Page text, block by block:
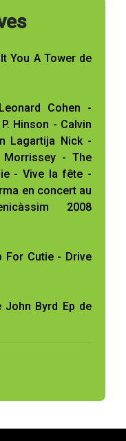
You A Tower de
Cohen -
Hinson - Calvin
Lagartija Nick -
- The
- Vive la fête -
en concert au
2008
For Cutie - Drive
John Byrd Ep de